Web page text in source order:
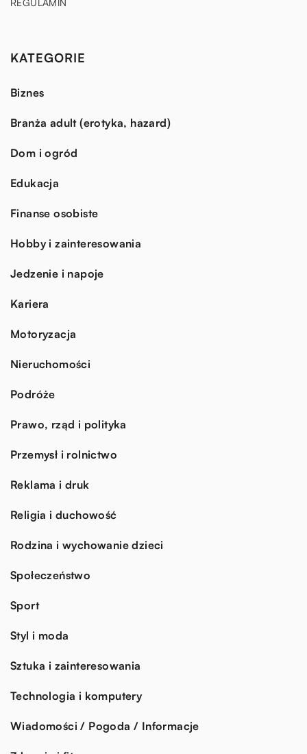
KATEGORIE
Biznes
Branża adult (erotyka, hazard)
Dom i ogród
Edukacja
Finanse osobiste
Hobby i zainteresowania
Jedzenie i napoje
Kariera
Motoryzacja
Nieruchomości
Podróże
Prawo, rząd i polityka
Przemysł i rolnictwo
Reklama i druk
Religia i duchowość
Rodzina i wychowanie dzieci
Społeczeństwo
Sport
Styl i moda
Sztuka i zainteresowania
Technologia i komputery
Wiadomości / Pogoda / Informacje